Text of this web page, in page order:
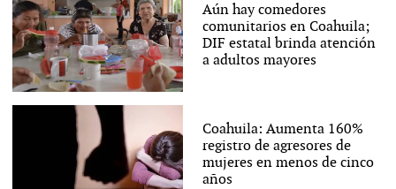
Aún hay comedores
comunitarios en Coahuila;
DIF estatal brinda atención
a adultos mayores
Coahuila: Aumenta 160%
registro de agresores de
mujeres en menos de cinco
años